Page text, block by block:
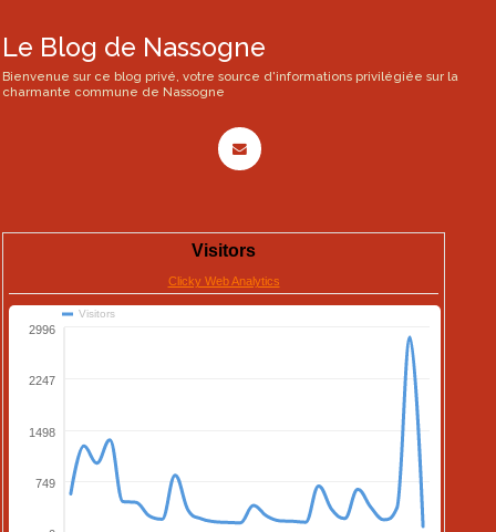
Le Blog de Nassogne
Bienvenue sur ce blog privé, votre source d'informations privilégiée sur la
charmante commune de Nassogne